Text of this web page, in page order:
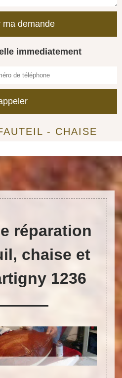
immediatement
- CHAISE
réparation
chaise et
1236